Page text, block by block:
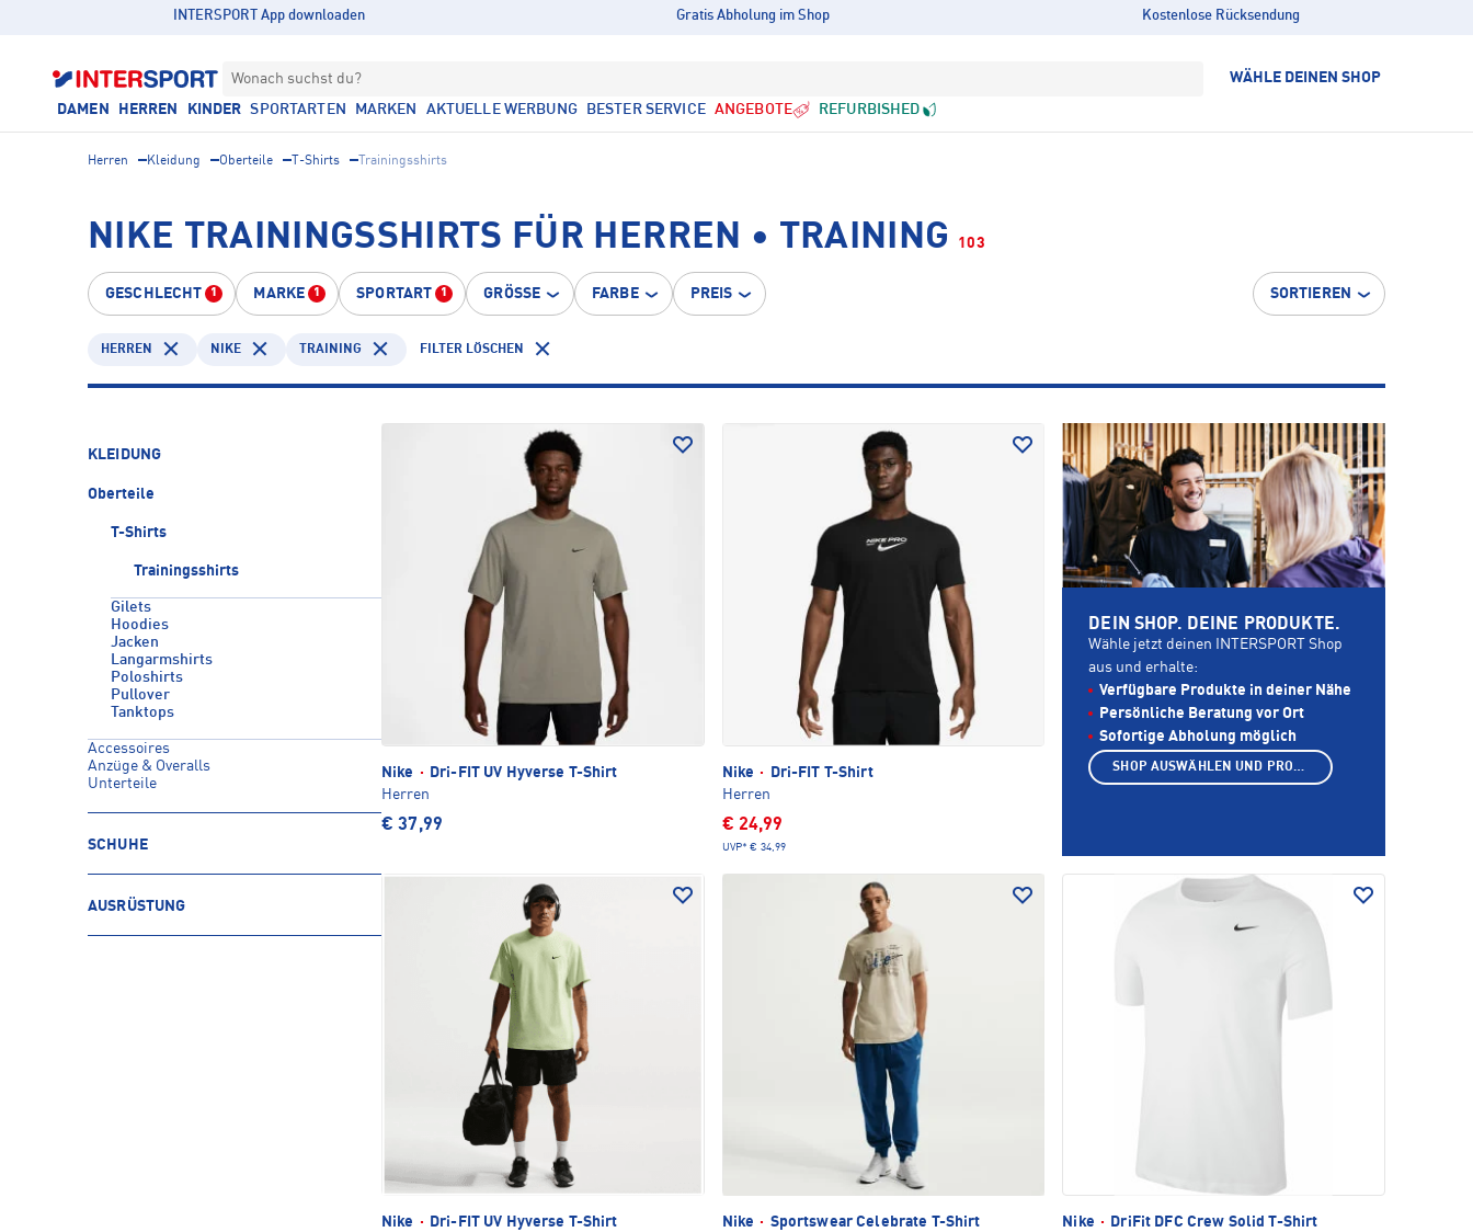
INTERSPORT App downloaden Gratis Abholung im Shop Kostenlose Rücksendung
Wonach suchst du? WÄHLE DEINEN SHOP
DAMEN HERREN KINDER SPORTARTEN MARKEN AKTUELLE WERBUNG BESTER SERVICE ANGEBOTE REFURBISHED
Herren Kleidung Oberteile T-Shirts Trainingsshirts
NIKE TRAININGSSHIRTS FÜR HERREN • TRAINING 103
GESCHLECHT 1 MARKE 1 SPORTART 1 GRÖSSE FARBE PREIS SORTIEREN
HERREN NIKE TRAINING FILTER LÖSCHEN
KLEIDUNG
Oberteile
T-Shirts
Trainingsshirts
Gilets
Hoodies
Jacken
Langarmshirts
Poloshirts
Pullover
Tanktops
Accessoires
Anzüge & Overalls
Unterteile
SCHUHE
AUSRÜSTUNG
Nike ·
Dri-FIT UV Hyverse T-Shirt
Herren
€ 37,99
Nike ·
Dri-FIT T-Shirt
Herren
€ 24,99
UVP* € 34,99
Nike ·
Dri-FIT UV Hyverse T-Shirt
Nike · Sportswear Celebrate T-Shirt
Nike ·
DriFit DFC Crew Solid T-Shirt
DEIN SHOP. DEINE PRODUKTE.
Wähle jetzt deinen INTERSPORT Shop
aus und erhalte:
Verfügbare Produkte in deiner Nähe
Persönliche Beratung vor Ort
Sofortige Abholung möglich
SHOP AUSWÄHLEN UND PRODUKTE ANZEIGEN